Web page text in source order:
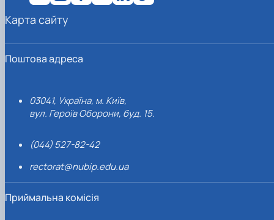
Поштова адреса
03041, Україна, м. Київ,
вул. Героїв Оборони, буд. 15.
(044) 527-82-42
rectorat@nubip.edu.ua
Приймальна комісія
Карта сайту